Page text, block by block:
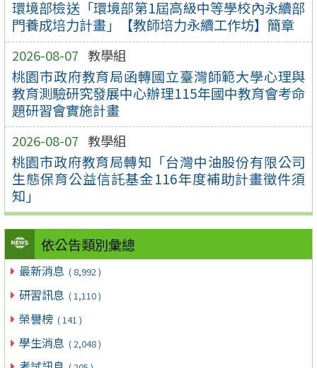
環境部檢送「環境部第1屆高級中等學校內永續部
門養成培力計畫」【教師培力永續工作坊】簡章
2026-08-07 教學組
桃園市政府教育局函轉國立臺灣師範大學心理與
教育測驗研究發展中心辦理115年國中教育會考命
題研習會實施計畫
2026-08-07 教學組
桃園市政府教育局轉知「台灣中油股份有限公司
生態保育公益信託基金116年度補助計畫徵件須
知」
依公告類別彙總
最新消息 ( 8,992 )
研習訊息 ( 1,110 )
榮譽榜 ( 141 )
學生消息 ( 2,048 )